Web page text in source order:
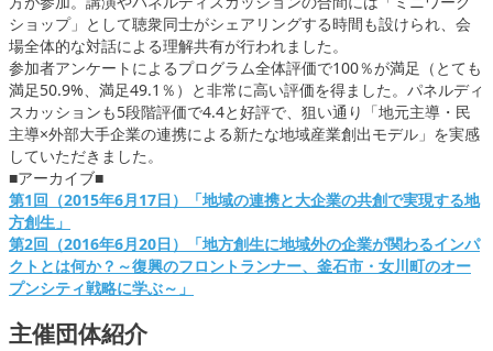
ショップ」として聴衆同士がシェアリングする時間も設けられ、会
場全体的な対話による理解共有が行われました。
参加者アンケートによるプログラム全体評価で100％が満足（とても
満足50.9%、満足49.1％）と非常に高い評価を得ました。パネルディ
スカッションも5段階評価で4.4と好評で、狙い通り「地元主導・民
主導×外部大手企業の連携による新たな地域産業創出モデル」を実感
していただきました。
■アーカイブ■
第1回（2015年6月17日）「地域の連携と大企業の共創で実現する地
方創生」
第2回（2016年6月20日）「地方創生に地域外の企業が関わるインパ
クトとは何か？～復興のフロントランナー、釜石市・女川町のオー
プンシティ戦略に学ぶ～」
主催団体紹介